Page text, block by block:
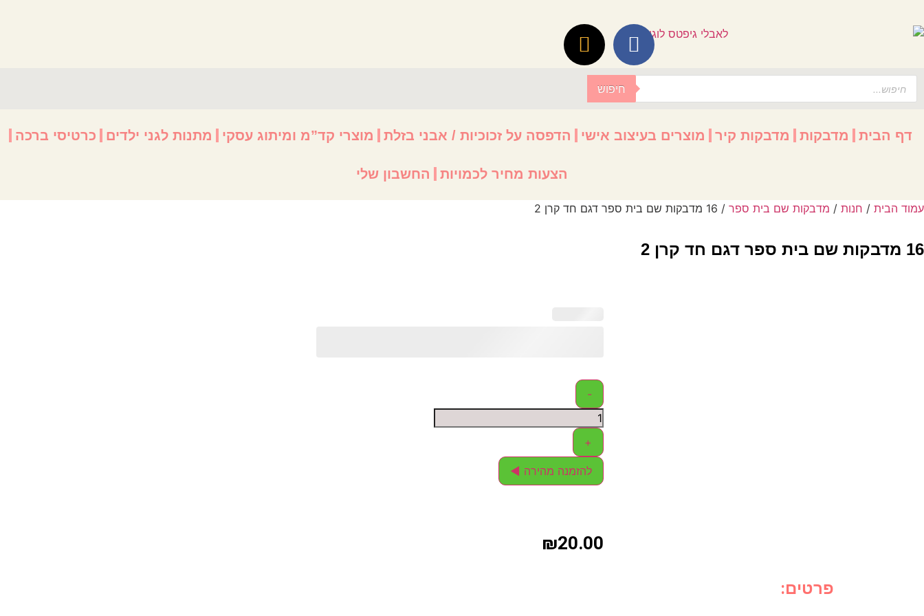
חיפוש
דף הבית מדבקות מדבקות קיר מוצרים בעיצוב אישי הדפסה על זכוכיות / אבני בזלת מוצרי קד”מ ומיתוג עסקי מתנות לגני ילדים כרטיסי ברכה
הצעות מחיר לכמויות החשבון שלי
עמוד הבית / חנות / מדבקות שם בית ספר / 16 מדבקות שם בית ספר דגם חד קרן 2
16 מדבקות שם בית ספר דגם חד קרן 2
-
+
להזמנה מהירה ◄
₪20.00
פרטים: